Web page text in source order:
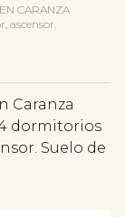
CARANZA
ascensor.
Caranza
4 dormitorios
Suelo de